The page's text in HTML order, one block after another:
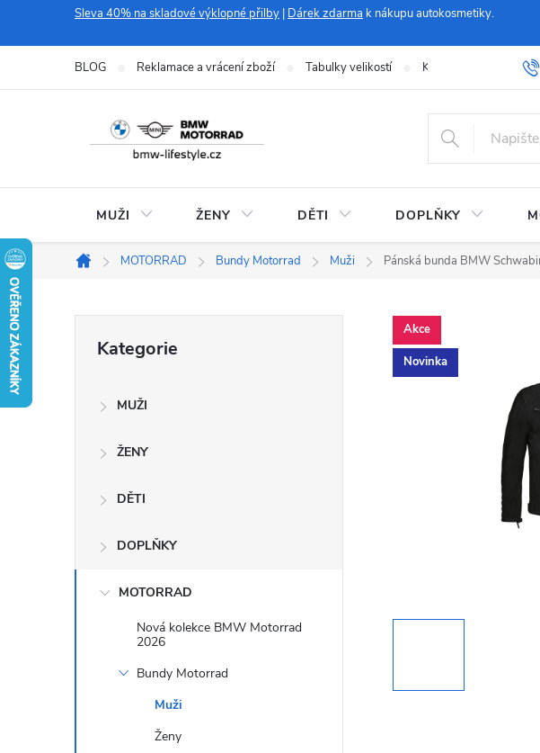
Sleva 40% na skladové výklopné přilby Dárek zdarma k nákupu autokosmetiky.
BLOG Reklamace a vrácení zboží Tabulky velikostí Kontaktujte nás
MUŽI ŽENY DĚTI DOPLŇKY
Domů
MOTORRAD Bundy Motorrad Muži Pánská bunda BMW
a
kategorie
Kategorie
MUŽI
ŽENY
DĚTI
DOPLŇKY
MOTORRAD
Nová kolekce BMW Motorrad
2026
Bundy Motorrad
Muži
Ženy
Akce
Novinka